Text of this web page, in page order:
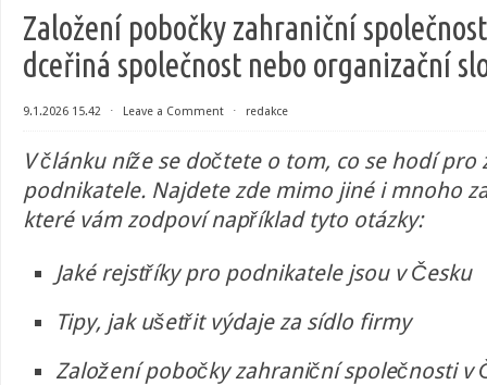
Založení pobočky zahraniční
dceřiná společnost nebo organizační
9.1.2026 15.42 ⋅ Leave a Comment ⋅ redakce
V článku níže se dočtete o tom, co se hodí pro
podnikatele. Najdete zde mimo jiné i mnoho
které vám zodpoví například tyto otázky:
Jaké rejstříky pro podnikatele jsou v Česku
Tipy, jak ušetřit výdaje za sídlo firmy
Založení pobočky zahraniční společnosti v